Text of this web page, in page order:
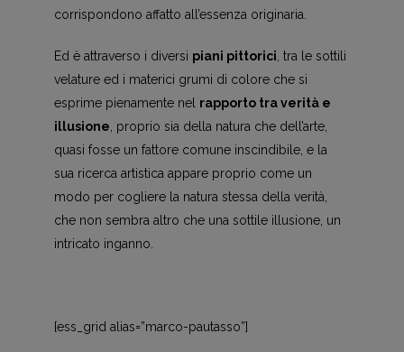
corrispondono affatto all’essenza originaria.
Ed è attraverso i diversi piani pittorici, tra le sottili
velature ed i materici grumi di colore che si
esprime pienamente nel rapporto tra verità e
illusione, proprio sia della natura che dell’arte,
quasi fosse un fattore comune inscindibile, e la
sua ricerca artistica appare proprio come un
modo per cogliere la natura stessa della verità,
che non sembra altro che una sottile illusione, un
intricato inganno.
[ess_grid alias=”marco-pautasso”]